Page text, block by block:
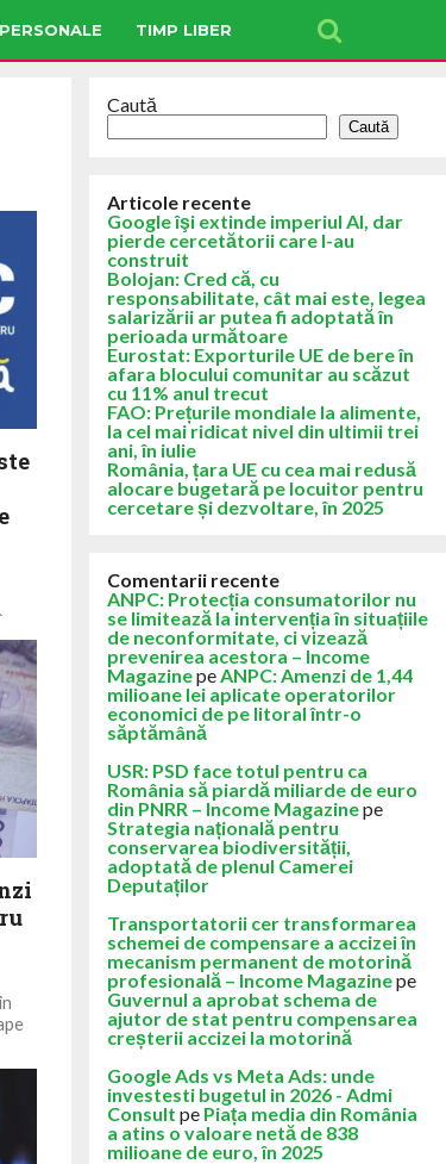
TIMP LIBER
Caută
Caută
Articole recente
Google îşi extinde imperiul AI, dar
pierde cercetătorii care l-au
construit
Bolojan: Cred că, cu
responsabilitate, cât mai este, legea
salarizării ar putea fi adoptată în
perioada următoare
Eurostat: Exporturile UE de bere în
afara blocului comunitar au scăzut
cu 11% anul trecut
FAO: Prețurile mondiale la alimente,
la cel mai ridicat nivel din ultimii trei
ani, în iulie
România, țara UE cu cea mai redusă
alocare bugetară pe locuitor pentru
cercetare și dezvoltare, în 2025
Comentarii recente
ANPC: Protecția consumatorilor nu
se limitează la intervenția în situațiile
de neconformitate, ci vizează
prevenirea acestora – Income
MagazinepeANPC: Amenzi de 1,44
milioane lei aplicate operatorilor
economici de pe litoral într-o
săptămână
USR: PSD face totul pentru ca
România să piardă miliarde de euro
din PNRR – Income Magazinepe
Strategia națională pentru
conservarea biodiversității,
adoptată de plenul Camerei
Deputaților
Transportatorii cer transformarea
schemei de compensare a accizei în
mecanism permanent de motorină
profesională – Income Magazinepe
Guvernul a aprobat schema de
ajutor de stat pentru compensarea
creșterii accizei la motorină
Google Ads vs Meta Ads: unde
investesti bugetul in 2026 - Admi
Consult pe Piața media din România
a atins o valoare netă de 838
milioane de euro, în 2025